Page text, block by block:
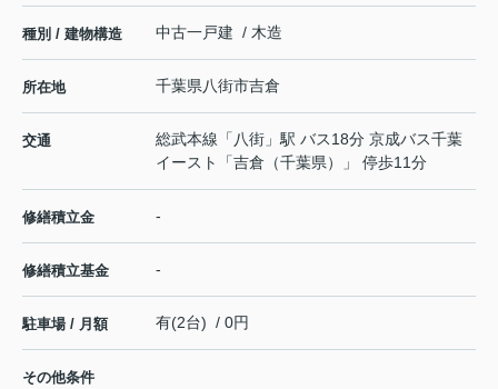
種別 / 建物構造 中古一戸建 / 木造
所在地 千葉県八街市吉倉
交通 総武本線 「 八街 」駅 バス18分 京成バス千葉
イースト「吉倉（千葉県）」 停歩11分
修繕積立金 -
修繕積立基金 -
駐車場 / 月額 有(2台) / 0円
その他条件